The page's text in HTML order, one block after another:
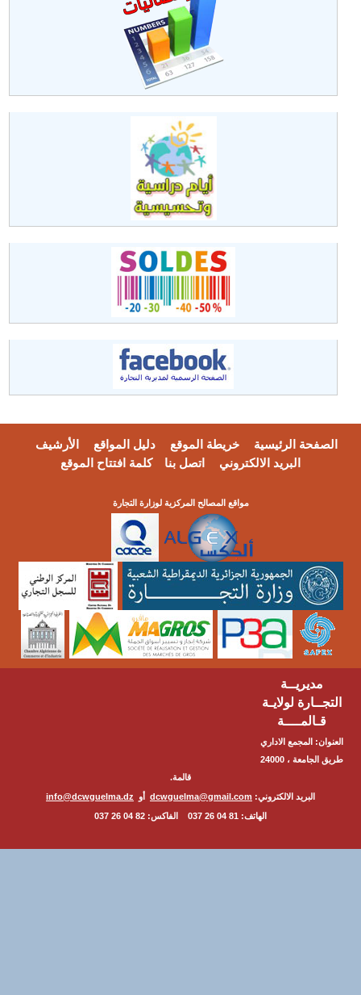
الرئيسية خريطة الموقع دليل المواقع
الأرشيف
البريد الالكتروني
اتصل بنا كلمة افتتاح الموقع
مواقع المصالح المركزية لوزارة التجارة
مديريــة
لولايـة
المجمع الاداري
طريق الجامعة ، 24000
البريد الالكتروني:dcwguelma@gmail.comأوinfo@dcwguelma.dz